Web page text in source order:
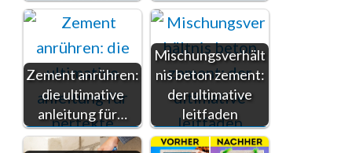
Zement anrühren:
die ultimative
anleitung für…
Mischungsverhält
nis beton zement:
der ultimative
leitfaden